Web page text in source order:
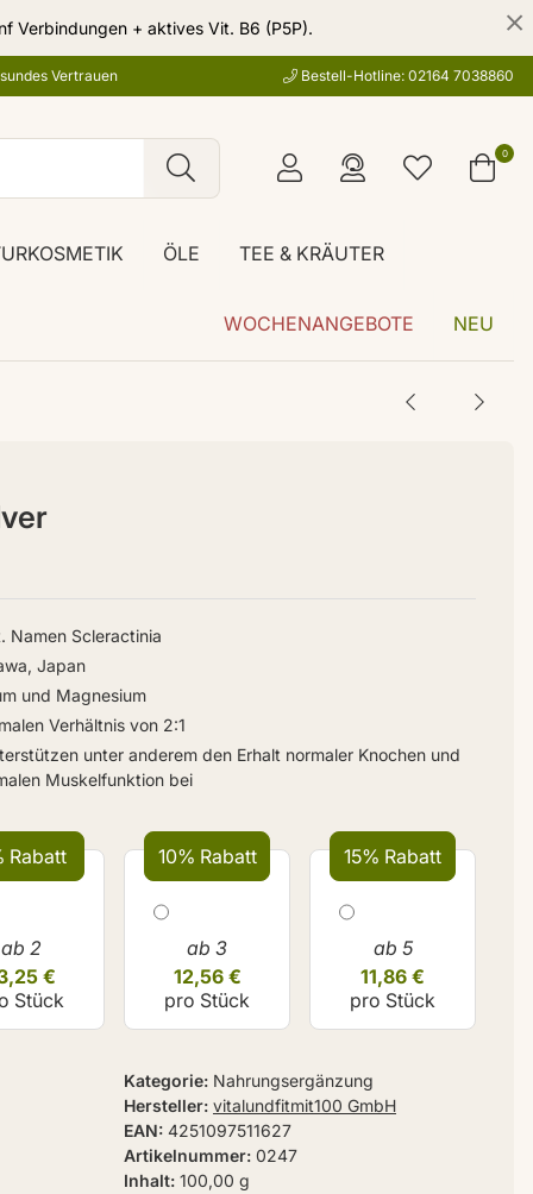
Verbindungen + aktives Vit. B6 (P5P).
Vertrauen Bestell-Hotline: 02164 7038860
ÖLE TEE & KRÄUTER
WOCHENANGEBOTE NEU
0
Inhalt 100,00 g
Hersteller vitalundfitmit100 GmbH
Artikelnummer 0247
EAN 4251097511627
Kategorie Nahrungsergänzung
Namen Scleractinia
Japan
und Magnesium
Verhältnis von 2:1
unter anderem den Erhalt normaler Knochen und
Muskelfunktion bei
Rabatt
ab 2
€
Stück
10% Rabatt
ab 3
12,56 €
pro Stück
15% Rabatt
ab 5
11,86 €
pro Stück